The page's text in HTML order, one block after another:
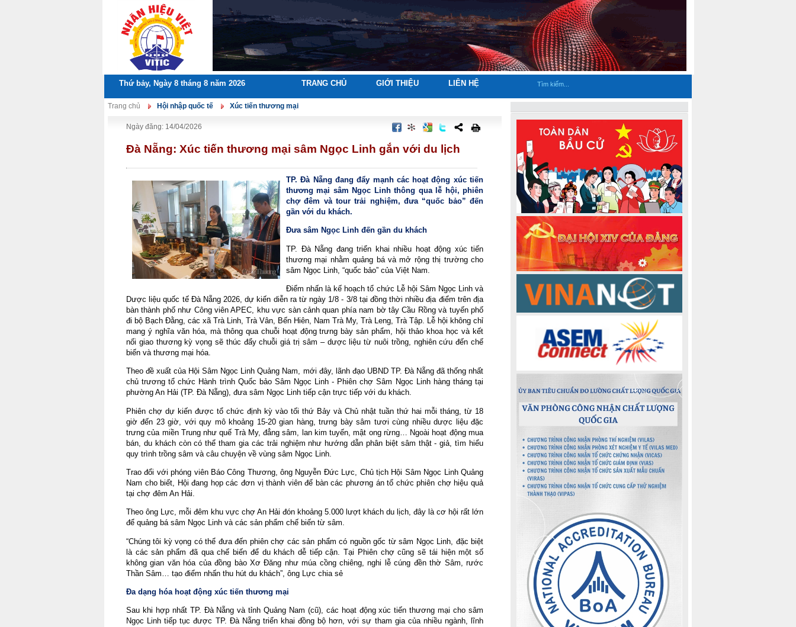
Thứ bảy, Ngày 8 tháng 8 năm 2026 TRANG CHỦ GIỚI THIỆU LIÊN HỆ
Trang chủ Hội nhập quốc tế Xúc tiến thương mại
Ngày đăng: 14/04/2026
Đà Nẵng: Xúc tiến thương mại sâm Ngọc Linh gắn với du lịch
TP. Đà Nẵng đang đẩy mạnh các hoạt động xúc tiến
thương mại sâm Ngọc Linh thông qua lễ hội, phiên
chợ đêm và tour trải nghiệm, đưa “quốc bảo” đến
gần với du khách.
Đưa sâm Ngọc Linh đến gần du khách
TP. Đà Nẵng đang triển khai nhiều hoạt động xúc tiến
thương mại nhằm quảng bá và mở rộng thị trường cho
sâm Ngọc Linh, “quốc bảo” của Việt Nam.
Điểm nhấn là kế hoạch tổ chức Lễ hội Sâm Ngọc Linh và
Dược liệu quốc tế Đà Nẵng 2026, dự kiến diễn ra từ ngày 1/8 - 3/8 tại đồng thời nhiều địa điểm trên địa
bàn thành phố như Công viên APEC, khu vực sàn cảnh quan phía nam bờ tây Cầu Rồng và tuyến phố
đi bộ Bạch Đằng, các xã Trà Linh, Trà Vân, Bến Hiên, Nam Trà My, Trà Leng, Trà Tập. Lễ hội không chỉ
mang ý nghĩa văn hóa, mà thông qua chuỗi hoạt động trưng bày sản phẩm, hội thảo khoa học và kết
nối giao thương kỳ vọng sẽ thúc đẩy chuỗi giá trị sâm – dược liệu từ nuôi trồng, nghiên cứu đến chế
biến và thương mại hóa.
Theo đề xuất của Hội Sâm Ngọc Linh Quảng Nam, mới đây, lãnh đạo UBND TP. Đà Nẵng đã thống nhất
chủ trương tổ chức Hành trình Quốc bảo Sâm Ngọc Linh - Phiên chợ Sâm Ngọc Linh hàng tháng tại
phường An Hải (TP. Đà Nẵng), đưa sâm Ngọc Linh tiếp cận trực tiếp với du khách.
Phiên chợ dự kiến được tổ chức định kỳ vào tối thứ Bảy và Chủ nhật tuần thứ hai mỗi tháng, từ 18
giờ đến 23 giờ, với quy mô khoảng 15-20 gian hàng, trưng bày sâm tươi cùng nhiều dược liệu đặc
trưng của miền Trung như quế Trà My, đẳng sâm, lan kim tuyến, mật ong rừng… Ngoài hoạt động mua
bán, du khách còn có thể tham gia các trải nghiệm như hướng dẫn phân biệt sâm thật - giả, tìm hiểu
quy trình trồng sâm và câu chuyện về vùng sâm Ngọc Linh.
Trao đổi với phóng viên Báo Công Thương, ông Nguyễn Đức Lực, Chủ tịch Hội Sâm Ngọc Linh Quảng
Nam cho biết, Hội đang họp các đơn vị thành viên để bàn các phương án tổ chức phiên chợ hiệu quả
tại chợ đêm An Hải.
Theo ông Lực, mỗi đêm khu vực chợ An Hải đón khoảng 5.000 lượt khách du lịch, đây là cơ hội rất lớn
để quảng bá sâm Ngọc Linh và các sản phẩm chế biến từ sâm.
“Chúng tôi kỳ vọng có thể đưa đến phiên chợ các sản phẩm có nguồn gốc từ sâm Ngọc Linh, đặc biệt
là các sản phẩm đã qua chế biến để du khách dễ tiếp cận. Tại Phiên chợ cũng sẽ tái hiện một số
không gian văn hóa của đồng bào Xơ Đăng như múa cồng chiêng, nghi lễ cúng đền thờ Sâm, rước
Thần Sâm… tạo điểm nhấn thu hút du khách”, ông Lực chia sẻ
Đa dạng hóa hoạt động xúc tiến thương mại
Sau khi hợp nhất TP. Đà Nẵng và tỉnh Quảng Nam (cũ), các hoạt động xúc tiến thương mại cho sâm
Ngọc Linh tiếp tục được TP. Đà Nẵng triển khai đồng bộ hơn, với sự tham gia của nhiều ngành, lĩnh